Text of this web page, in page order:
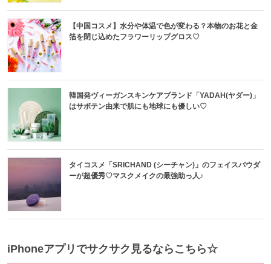
【中国コスメ】水分や体温で色が変わる？本物のお花と金
箔を閉じ込めたフラワーリップグロス♡
韓国発ヴィーガンスキンケアブランド「YADAH(ヤダー)」
はサボテン由来で肌にも地球にも優しい♡
タイコスメ「SRICHAND (シーチャン)」のフェイスパウダ
ーが超優秀♡マスクメイクの最強助っ人♪
iPhoneアプリでサクサク見るならこちら☆